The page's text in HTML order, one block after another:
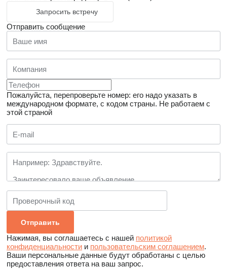
Запросить встречу
Отправить сообщение
Пожалуйста, перепроверьте номер: его надо указать в
международном формате, с кодом страны. Не работаем с
этой страной
Нажимая, вы соглашаетесь с нашей политикой
конфиденциальности и пользовательским соглашением.
Ваши персональные данные будут обработаны с целью
предоставления ответа на ваш запрос.